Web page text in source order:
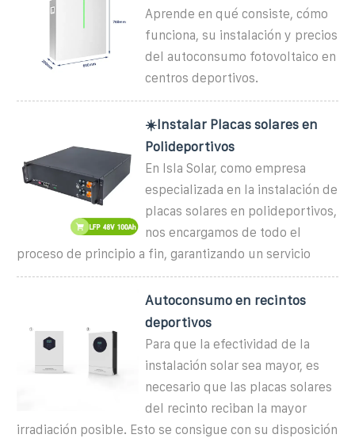
Aprende en qué consiste, cómo
funciona, su instalación y precios
del autoconsumo fotovoltaico en
centros deportivos.
☀️Instalar Placas solares en
Polideportivos
En Isla Solar, como empresa
especializada en la instalación de
placas solares en polideportivos,
nos encargamos de todo el
proceso de principio a fin, garantizando un servicio
Autoconsumo en recintos
deportivos
Para que la efectividad de la
instalación solar sea mayor, es
necesario que las placas solares
del recinto reciban la mayor
irradiación posible. Esto se consigue con su disposición